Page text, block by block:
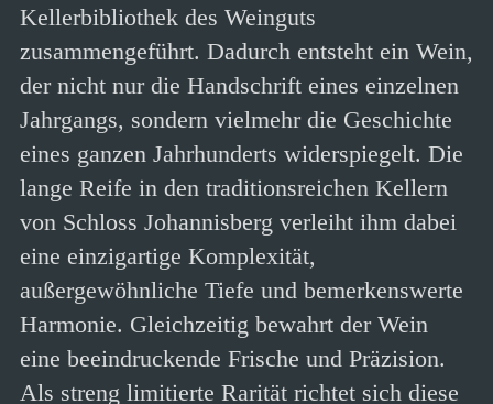
Kellerbibliothek des Weinguts
zusammengeführt. Dadurch entsteht ein Wein,
der nicht nur die Handschrift eines einzelnen
Jahrgangs, sondern vielmehr die Geschichte
eines ganzen Jahrhunderts widerspiegelt. Die
lange Reife in den traditionsreichen Kellern
von Schloss Johannisberg verleiht ihm dabei
eine einzigartige Komplexität,
außergewöhnliche Tiefe und bemerkenswerte
Harmonie. Gleichzeitig bewahrt der Wein
eine beeindruckende Frische und Präzision.
Als streng limitierte Rarität richtet sich diese